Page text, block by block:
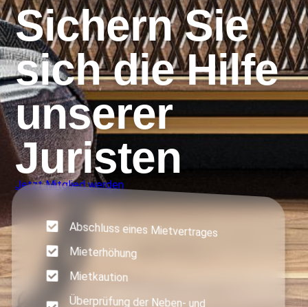
Sichern Sie
sich die Hilfe
unserer
Juristen
Jetzt Mitglied werden
Abschluss eines Mietvertrages
Mieterhöhung
Mietkaution
Überprüfung der Neben- und